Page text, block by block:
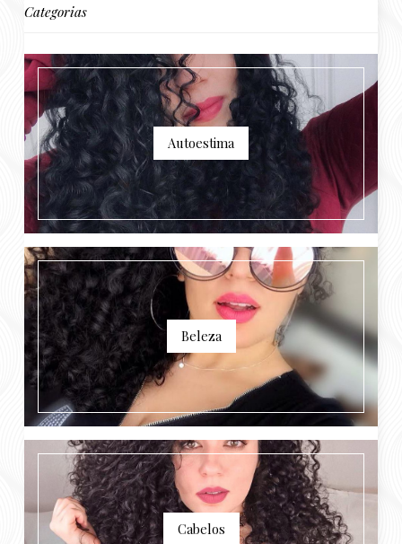
Categorias
Autoestima
Beleza
Cabelos